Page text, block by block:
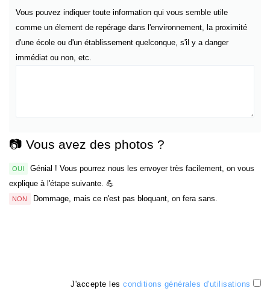
Vous pouvez indiquer toute information qui vous semble utile
comme un élement de repérage dans l'environnement, la proximité
d'une école ou d'un établissement quelconque, s'il y a danger
immédiat ou non, etc.
📷 Vous avez des photos ?
OUI
Génial ! Vous pourrez nous les envoyer très facilement, on vous
explique à l'étape suivante. 💪
NON Dommage, mais ce n'est pas bloquant, on fera sans.
J'accepte les conditions générales d'utilisations